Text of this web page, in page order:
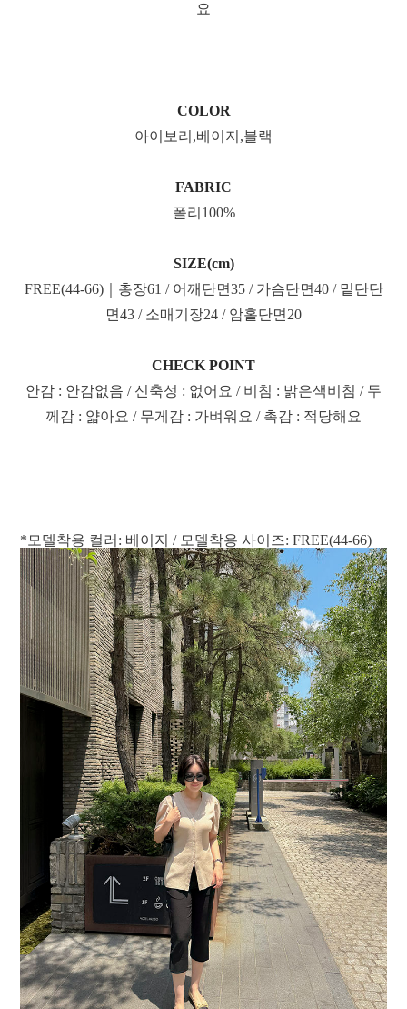
요
COLOR
아이보리,베이지,블랙
FABRIC
폴리100%
SIZE(cm)
FREE(44-66)｜총장61 / 어깨단면35 / 가슴단면40 / 밑단단
면43 / 소매기장24 / 암홀단면20
CHECK POINT
안감 : 안감없음 / 신축성 : 없어요 / 비침 : 밝은색비침 / 두
께감 : 얇아요 / 무게감 : 가벼워요 / 촉감 : 적당해요
*모델착용 컬러: 베이지 / 모델착용 사이즈: FREE(44-66)